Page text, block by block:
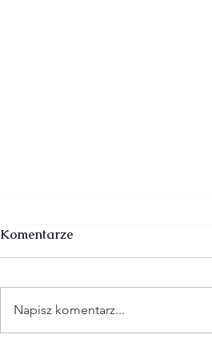
Komentarze
Napisz komentarz...